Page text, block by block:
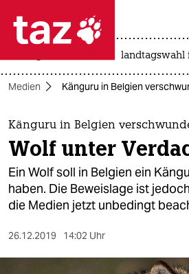
 taz zahl ich
taz zahl ich
themen
politik
öko
gesellschaft
landtagswahl
Medien Känguru in Belgien
Känguru in Belgien
Wolf unter
Ein Wolf soll in Belgien ein
haben. Die Beweislage ist
die Medien jetzt unbedingt
26.12.2019 14:02 Uhr